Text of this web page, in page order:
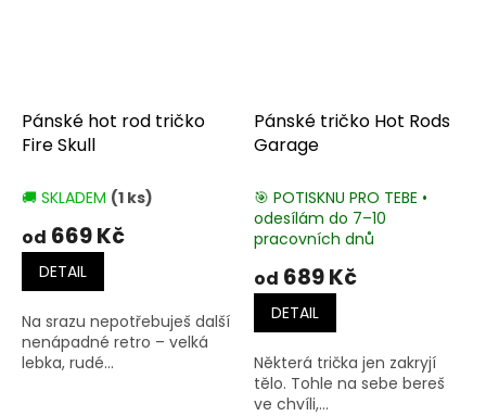
Pánské hot rod tričko
Fire Skull
🚚 SKLADEM (1 ks)
od 669 Kč
DETAIL
Na srazu nepotřebuješ další
nenápadné retro – velká
lebka, rudé...
Pánské tričko Hot Rods
Garage
🎯 POTISKNU PRO TEBE •
odesílám do 7–10
pracovních dnů
od 689 Kč
DETAIL
Některá trička jen zakryjí
tělo. Tohle na sebe bereš
ve chvíli,...